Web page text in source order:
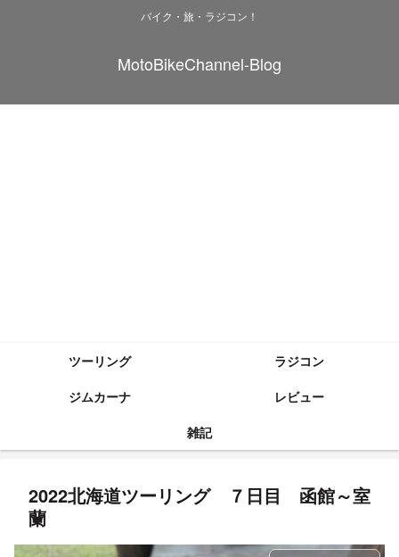
バイク・旅・ラジコン！
MotoBikeChannel-Blog
ツーリング
ラジコン
ジムカーナ
レビュー
雑記
2022北海道ツーリング ７日目 函館～室
蘭